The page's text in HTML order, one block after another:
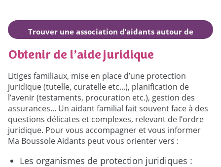
Trouver une association d’aidants autour de
moi
Obtenir de l’aide juridique
Litiges familiaux, mise en place d’une protection
juridique (tutelle, curatelle etc...), planification de
l’avenir (testaments, procuration etc.), gestion des
assurances... Un aidant familial fait souvent face à des
questions délicates et complexes, relevant de l’ordre
juridique. Pour vous accompagner et vous informer
Ma Boussole Aidants peut vous orienter vers :
Les organismes de protection juridiques :